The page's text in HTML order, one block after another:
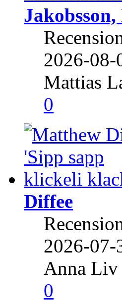
2026-08-
Mattias
0
Diffee
2026-07-
Anna
0